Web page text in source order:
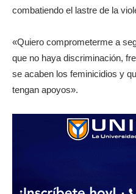
combatiendo el lastre de la
«Quiero comprometerme a
que no haya discriminación,
se acaben los feminicidios y
tengan apoyos».